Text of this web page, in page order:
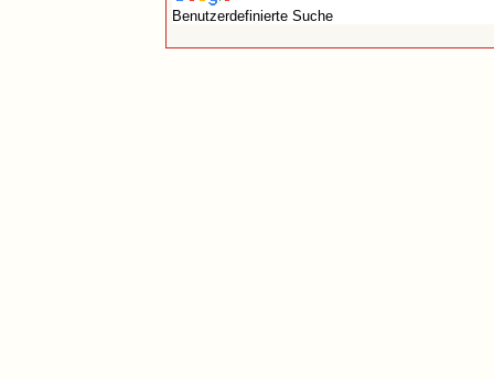
Benutzerdefinierte Suche